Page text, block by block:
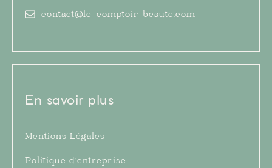
contact@le-comptoir-beaute.com
En savoir plus
Mentions Légales
Politique d’entreprise